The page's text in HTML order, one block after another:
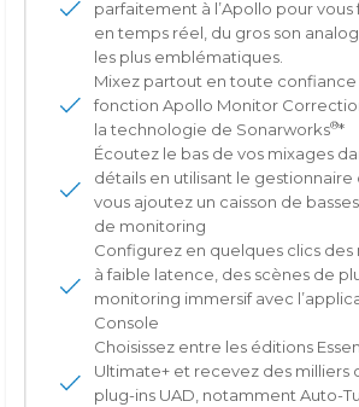
parfaitement à l’Apollo pour
en temps réel, du gros son
les plus emblématiques.
Mixez partout en toute confiance
fonction Apollo Monitor
la technologie de Sonarworks®*
Écoutez le bas de vos mixages
détails en utilisant le gestionnaire
vous ajoutez un caisson de
de monitoring
Configurez en quelques clics des
à faible latence, des scènes de
monitoring immersif avec
Console
Choisissez entre les éditions
Ultimate+ et recevez des milliers
plug-ins UAD, notamment Auto-